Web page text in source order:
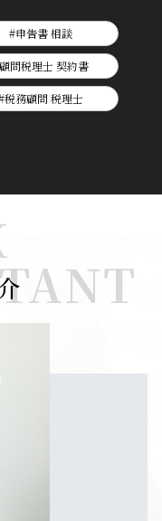
#申告書 相談
問税理士 契約書
税務顧問 税理士